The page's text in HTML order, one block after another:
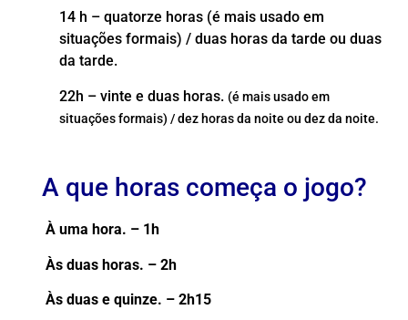
14 h – quatorze horas (é mais usado em
situações formais) / duas horas da tarde ou duas
da tarde.
22h – vinte e duas horas. (é mais usado em
situações formais) / dez horas da noite ou dez da noite.
A que horas começa o jogo?​
À uma hora. – 1h
Às duas horas. – 2h
Às duas e quinze. – 2h15